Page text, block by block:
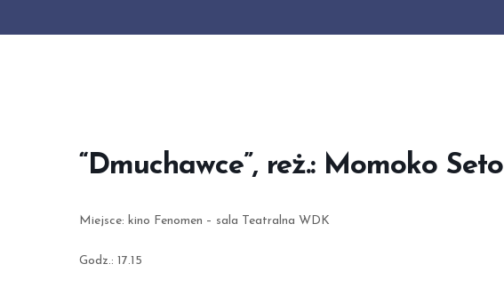
“Dmuchawce”, reż.: Momoko Seto
Miejsce: kino Fenomen – sala Teatralna WDK
Godz.: 17.15